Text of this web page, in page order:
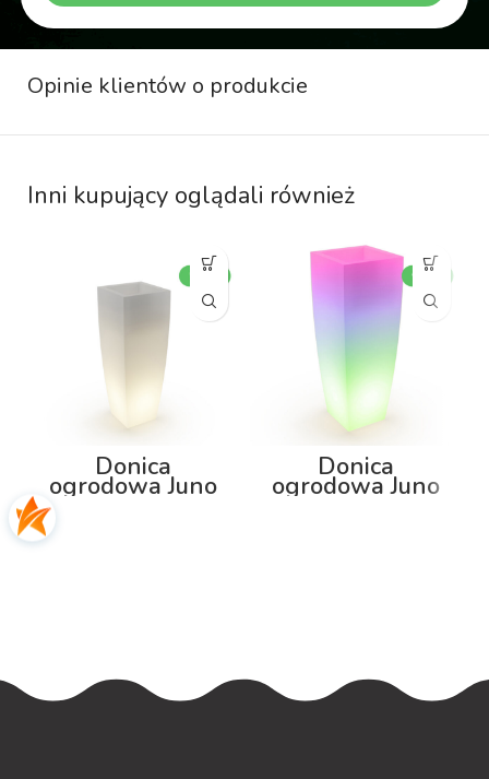
Opinie klientów o produkcie
Inni kupujący oglądali również
Donica
ogrodowa Juno
podświetleniem
Donica
ogrodowa Juno